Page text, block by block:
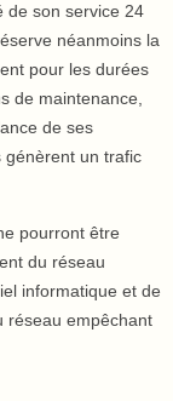
de son service 24
néanmoins la
pour les durées
de maintenance,
de ses
génèrent un trafic
pourront être
du réseau
informatique et de
réseau empêchant